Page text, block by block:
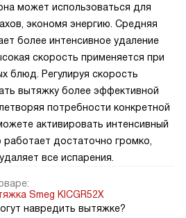
может использоваться для
экономя энергию. Средняя
более интенсивное удаление
скорость применяется при
блюд. Регулируя скорость
вытяжку более эффективной
потребности конкретной
активировать интенсивный
достаточно громко,
все испарения.
Smeg KICGR52X
навредить вытяжке?